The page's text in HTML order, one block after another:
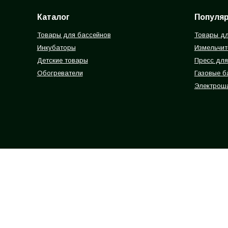
Каталог
Товары для бассейнов
Инкубаторы
Детские товары
Обогреватели
Товары
Пресс
Газовые